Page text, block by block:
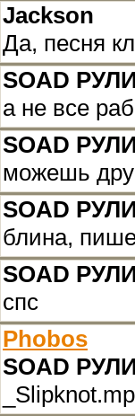
Jackson
Да, песня
SOAD
а не все
SOAD
можешь
SOAD
блина,
SOAD
спс
Phobos
SOAD